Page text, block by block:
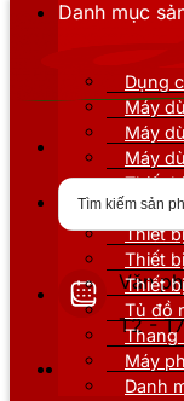
Văn
T2 -
Danh mục
Dụng
Máy
Máy
Máy
Thiết
Thiết
Thiết
Thiết
Thiết
Tủ đồ
Thang
Máy
Danh